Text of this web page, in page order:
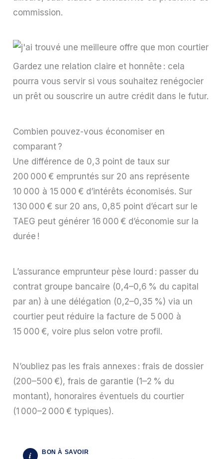
commission.
Gardez une relation claire et honnête : cela
pourra vous servir si vous souhaitez renégocier
un prêt ou souscrire un autre crédit dans le futur.
Combien pouvez-vous économiser en
comparant ?
Une différence de 0,3 point de taux sur
200 000 € empruntés sur 20 ans représente
10 000 à 15 000 € d’intérêts économisés. Sur
130 000 € sur 20 ans, 0,85 point d’écart sur le
TAEG peut générer 16 000 € d’économie sur la
durée !
L’assurance emprunteur pèse lourd : passer du
contrat groupe bancaire (0,4–0,6 % du capital
par an) à une délégation (0,2–0,35 %) via un
courtier peut réduire la facture de 5 000 à
15 000 €, voire plus selon votre profil.
N’oubliez pas les frais annexes : frais de dossier
(200–500 €), frais de garantie (1–2 % du
montant), honoraires éventuels du courtier
(1 000–2 000 € typiques).